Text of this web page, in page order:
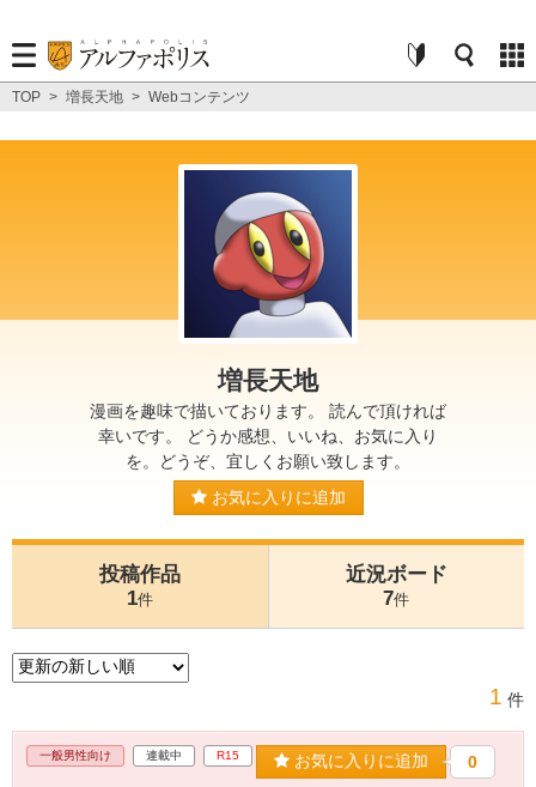
TOP > 増長天地 > Webコンテンツ
増長天地
漫画を趣味で描いております。 読んで頂ければ
幸いです。 どうか感想、いいね、お気に入り
を。どうぞ、宜しくお願い致します。
お気に入りに追加
投稿作品
1件
近況ボード
7件
1 件
一般男性向け 連載中 R15 お気に入りに追加 0